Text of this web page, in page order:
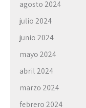
agosto 2024
julio 2024
junio 2024
mayo 2024
abril 2024
marzo 2024
febrero 2024